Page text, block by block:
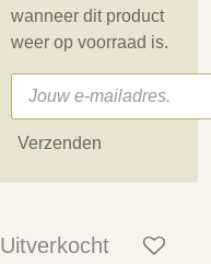
wanneer dit product
weer op voorraad is.
Verzenden
Uitverkocht